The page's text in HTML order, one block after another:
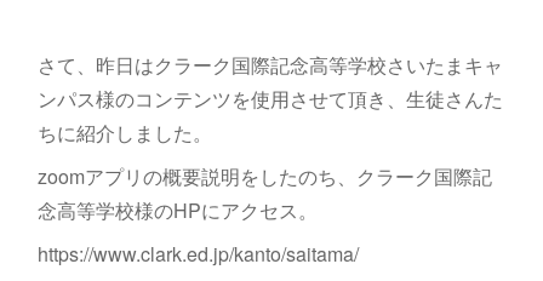
さて、昨日はクラーク国際記念高等学校さいたまキャ
ンパス様のコンテンツを使用させて頂き、生徒さんた
ちに紹介しました。
zoomアプリの概要説明をしたのち、クラーク国際記
念高等学校様のHPにアクセス。
https://www.clark.ed.jp/kanto/saitama/